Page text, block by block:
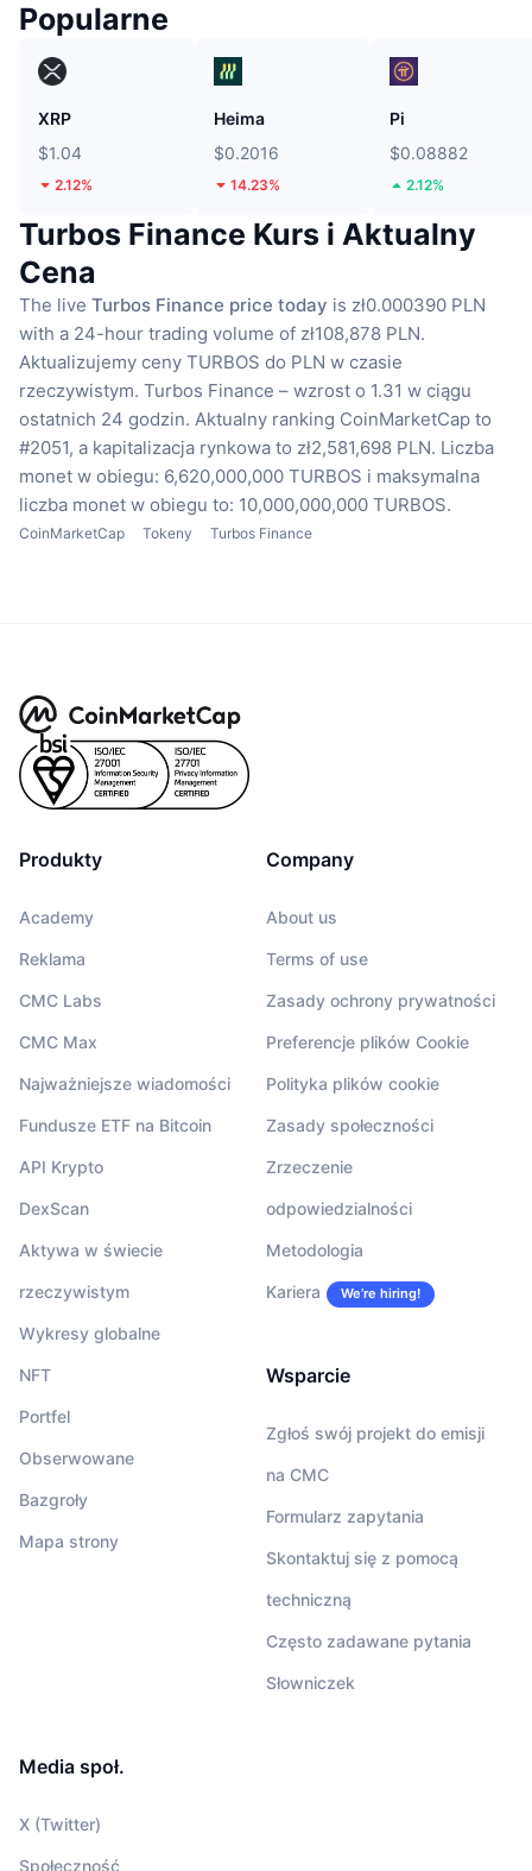
Popularne
XRP
$1.04
2.12%
Heima
$0.2016
14.23%
Pi
$0.08882
2.12%
Turbos Finance Kurs i Aktualny
Cena
The live Turbos Finance price today is zł0.000390 PLN
with a 24-hour trading volume of zł108,878 PLN.
Aktualizujemy ceny TURBOS do PLN w czasie
rzeczywistym. Turbos Finance – wzrost o 1.31 w ciągu
ostatnich 24 godzin. Aktualny ranking CoinMarketCap to
#2051, a kapitalizacja rynkowa to zł2,581,698 PLN. Liczba
monet w obiegu: 6,620,000,000 TURBOS i maksymalna
liczba monet w obiegu to: 10,000,000,000 TURBOS.
CoinMarketCap Tokeny Turbos Finance
Produkty
Academy
Reklama
CMC Labs
CMC Max
Najważniejsze wiadomości
Fundusze ETF na Bitcoin
API Krypto
DexScan
Aktywa w świecie
rzeczywistym
Wykresy globalne
NFT
Portfel
Obserwowane
Bazgroły
Mapa strony
Company
About us
Terms of use
Zasady ochrony prywatności
Preferencje plików Cookie
Polityka plików cookie
Zasady społeczności
Zrzeczenie
odpowiedzialności
Metodologia
Kariera We’re hiring!
Wsparcie
Zgłoś swój projekt do emisji
na CMC
Formularz zapytania
Skontaktuj się z pomocą
techniczną
Często zadawane pytania
Słowniczek
Media społ.
X (Twitter)
Społeczność